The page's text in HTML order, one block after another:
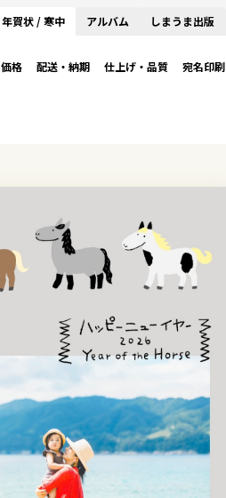
年賀状 / 寒中 アルバム しまうま出版
価格 配送・納期 仕上げ・品質 宛名印刷